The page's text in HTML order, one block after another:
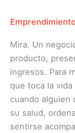
Mira. Un
producto,
ingresos. Para
que toca la
cuando alguien
su salud,
sentirse